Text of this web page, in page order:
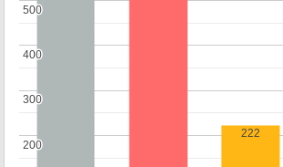
200
200
300
300
400
400
500
500
222